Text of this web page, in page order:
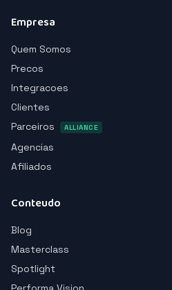
Empresa
Quem Somos
Precos
Integracoes
Clientes
Parceiros
ALLIANCE
Agencias
Afiliados
Conteudo
Blog
Masterclass
Spotlight